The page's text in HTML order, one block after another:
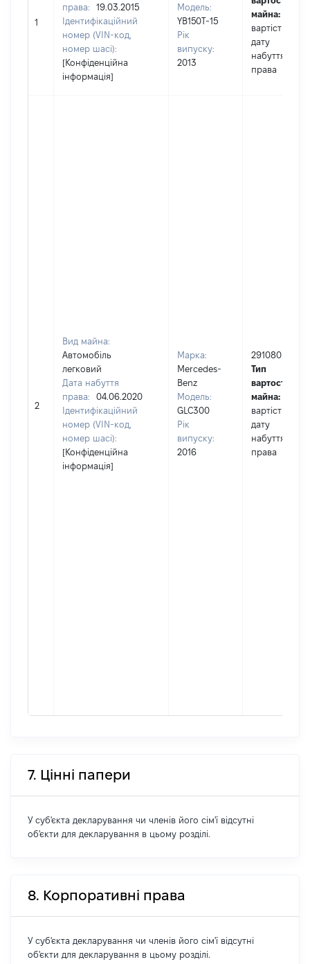
1
права:
19.03.2015
Ідентифікаційний
номер (VIN-код,
номер шасі):
[Конфіденційна
інформація]
Модель:
YB150T-15
Рік
випуску:
2013
майна:
вартість на
дату
набуття
права
2
Вид майна:
Автомобіль
легковий
Дата набуття
права:
04.06.2020
Ідентифікаційний
номер (VIN-код,
номер шасі):
[Конфіденційна
інформація]
Марка:
Mercedes-
Benz
Модель:
GLC300
Рік
випуску:
2016
291080
Тип
вартості
майна:
вартість на
дату
набуття
права
7. Цінні папери
У суб'єкта декларування чи членів його сім'ї відсутні
об'єкти для декларування в цьому розділі.
8. Корпоративні права
У суб'єкта декларування чи членів його сім'ї відсутні
об'єкти для декларування в цьому розділі.